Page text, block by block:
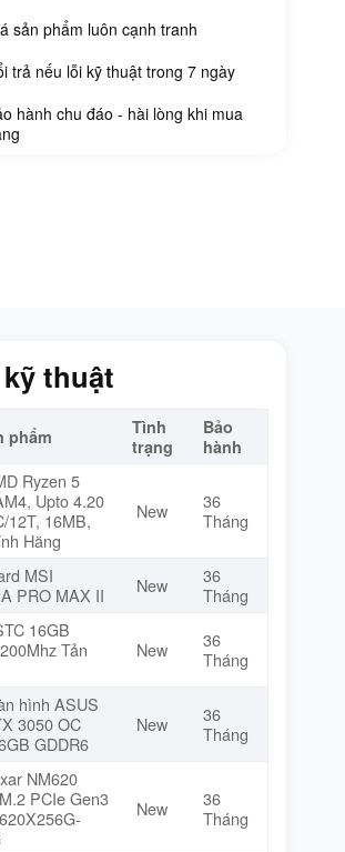
sản phẩm luôn cạnh tranh
trả nếu lỗi kỹ thuật trong 7 ngày
hành chu đáo - hài lòng khi mua
thuật
phẩm
Tình
trạng
Bảo
hành
Ryzen 5
Upto 4.20
12T, 16MB,
Hãng
New
36
Tháng
MSI
PRO MAX II
New
36
Tháng
16GB
Tản
New
36
Tháng
hình ASUS
3050 OC
GDDR6
New
36
Tháng
NM620
PCIe Gen3
New
36
Tháng